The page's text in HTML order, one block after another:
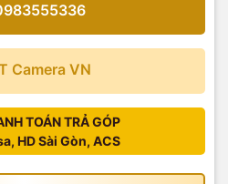
Camera VN
TOÁN TRẢ GÓP
HD Sài Gòn, ACS